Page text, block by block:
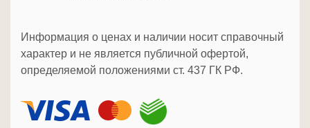
Информация о ценах и наличии носит справочный
характер и не является публичной офертой,
определяемой положениями ст. 437 ГК РФ.